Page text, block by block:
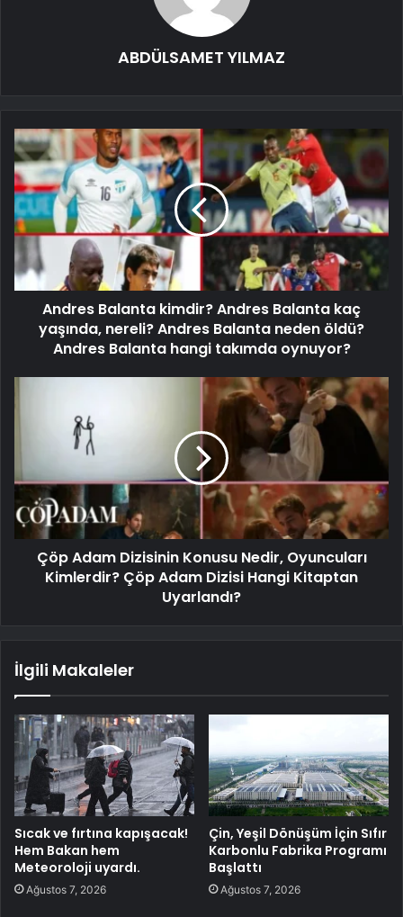
ABDÜLSAMET YILMAZ
Andres Balanta kimdir? Andres Balanta kaç
yaşında, nereli? Andres Balanta neden öldü?
Andres Balanta hangi takımda oynuyor?
Çöp Adam Dizisinin Konusu Nedir, Oyuncuları
Kimlerdir? Çöp Adam Dizisi Hangi Kitaptan
Uyarlandı?
İlgili Makaleler
Sıcak ve fırtına kapışacak!
Hem Bakan hem
Meteoroloji uyardı.
Ağustos 7, 2026
Çin, Yeşil Dönüşüm İçin Sıfır
Karbonlu Fabrika Programı
Başlattı
Ağustos 7, 2026